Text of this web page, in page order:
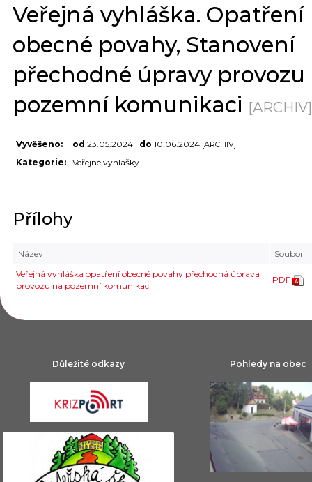
Veřejná vyhláška. Opatření
obecné povahy, Stanovení
přechodné úpravy provozu
pozemní komunikaci [ARCHIV]
Vyvěšeno: od 23.05.2024 do 10.06.2024 [ARCHIV]
Kategorie: Veřejné vyhlášky
Přílohy
Název
Soubor
Veřejná vyhláška opatření obecné povahy přechodná úprava
provozu na pozemní komunikaci
PDF
Důležité odkazy Pohledy na obec